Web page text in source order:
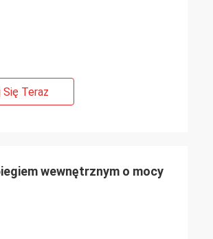
Teraz
wewnętrznym o mocy